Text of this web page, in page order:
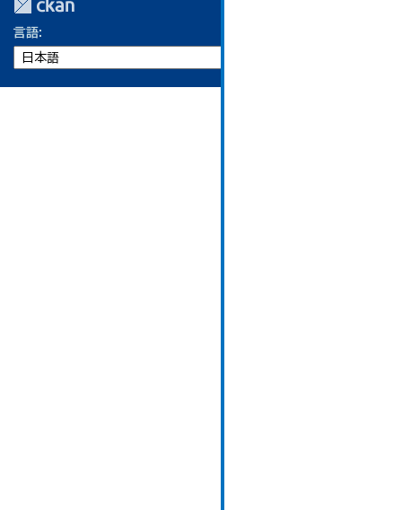
言語